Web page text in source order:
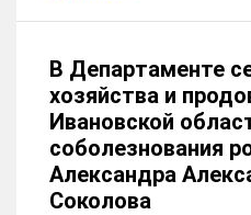
В Департаменте
хозяйства и
Ивановской
соболезнования
Александра
Соколова